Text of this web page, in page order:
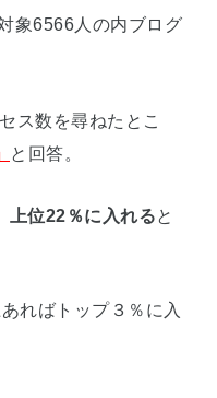
象6566人の内ブログ
ス数を尋ねたとこ
と回答。
上位22％に入れると
ればトップ３％に入